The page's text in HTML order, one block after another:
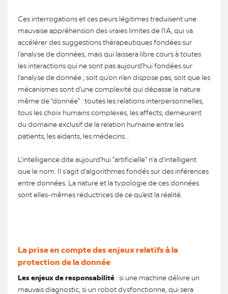
Ces interrogations et ces peurs légitimes traduisent une
mauvaise appréhension des vraies limites de l'IA, qui va
accélérer des suggestions thérapeutiques fondées sur
l'analyse de données, mais qui laissera libre cours à toutes
les interactions qui ne sont pas aujourd'hui fondées sur
l'analyse de donnée ; soit qu'on n'en dispose pas, soit que les
mécanismes sont d'une complexité qui dépasse la nature
même de "donnée" : toutes les relations interpersonnelles,
tous les choix humains complexes, les affects, demeurent
du domaine exclusif de la relation humaine entre les
patients, les aidants, les médecins...
L'intelligence dite aujourd'hui "artificielle" n'a d'intelligent
que le nom. Il s'agit d'algorithmes fondés sur des inférences
entre données. La nature et la typologie de ces données
sont elles-mêmes réductrices de ce qu'est la réalité.
La prise en compte des enjeux relatifs à la
protection de la donnée
Les enjeux de responsabilité : si une machine délivre un
mauvais diagnostic, si un robot dysfonctionne, qui sera